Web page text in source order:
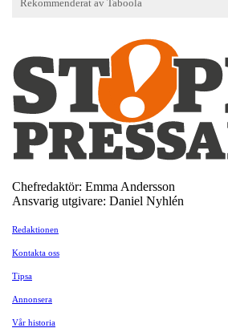
Chefredaktör: Emma Andersson
Ansvarig utgivare: Daniel Nyhlén
Redaktionen
Kontakta oss
Tipsa
Annonsera
Vår historia